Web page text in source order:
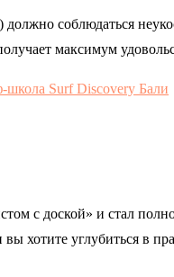
соблюдаться
максимум
с доской» и стал
хотите углубиться в